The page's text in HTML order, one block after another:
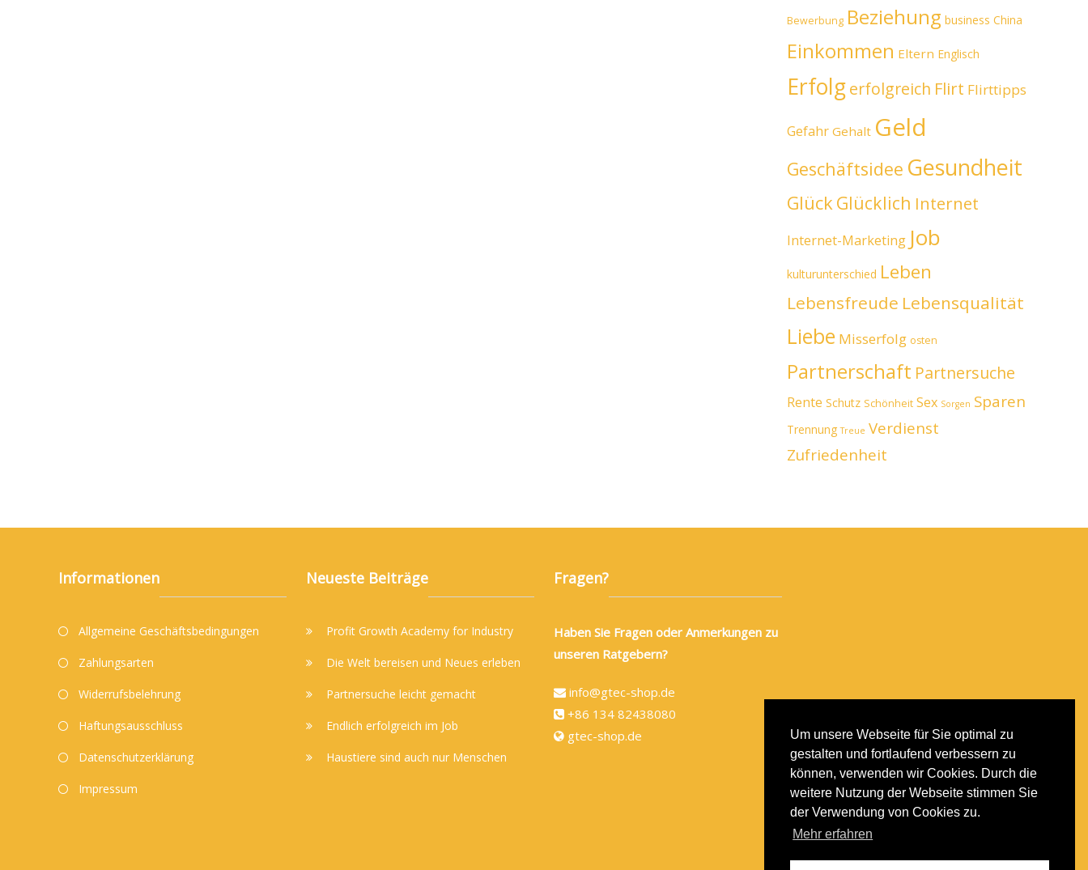
Um unsere Webseite für Sie optimal zu
gestalten und fortlaufend verbessern zu
können, verwenden wir Cookies. Durch die
weitere Nutzung der Webseite stimmen Sie
der Verwendung von Cookies zu.
Mehr erfahren
Bewerbung Beziehung business China
Einkommen Eltern Englisch
Erfolgerfolgreich Flirt Flirttipps
Gefahr Gehalt Geld
Geschäftsidee Gesundheit
GlückGlücklich Internet
Internet-Marketing Job
kulturunterschied Leben
Lebensfreude Lebensqualität
Liebe Misserfolg osten
Partnerschaft Partnersuche
Rente Schutz Schönheit Sex Sorgen Sparen
Trennung Treue Verdienst
Zufriedenheit
Informationen
Allgemeine Geschäftsbedingungen
Zahlungsarten
Widerrufsbelehrung
Haftungsausschluss
Datenschutzerklärung
Impressum
Neueste Beiträge
Profit Growth Academy for Industry
Die Welt bereisen und Neues erleben
Partnersuche leicht gemacht
Endlich erfolgreich im Job
Haustiere sind auch nur Menschen
Fragen?
Haben Sie Fragen oder Anmerkungen zu
unseren Ratgebern?
info@gtec-shop.de
+86 134 82438080
gtec-shop.de